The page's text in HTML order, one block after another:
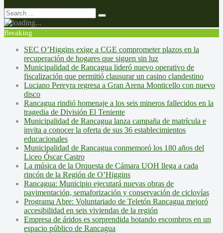
Breaking
SEC O’Higgins exige a CGE comprometer plazos en la
recuperación de hogares que siguen sin luz
Municipalidad de Rancagua lideró nuevo operativo de
fiscalización que permitió clausurar un casino clandestino
Luciano Pereyra regresa a Gran Arena Monticello con nuevo
disco
Rancagua rindió homenaje a los seis mineros fallecidos en la
tragedia de División El Teniente
Municipalidad de Rancagua lanza campaña de matrícula e
invita a conocer la oferta de sus 36 establecimientos
educacionales
Municipalidad de Rancagua conmemoró los 180 años del
Liceo Óscar Castro
La música de la Orquesta de Cámara UOH llega a cada
rincón de la Región de O’Higgins
Rancagua: Municipio ejecutará nuevas obras de
pavimentación, semaforización y conservación de ciclovías
Programa Abre: Voluntariado de Teletón Rancagua mejoró
accesibilidad en seis viviendas de la región
Empresa de áridos es sorprendida botando escombros en un
espacio público de Rancagua